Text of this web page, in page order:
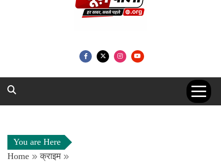
You are Here
Home
क्राइम